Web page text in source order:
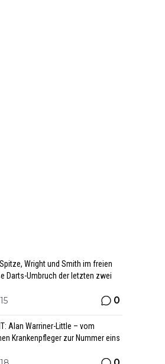
Wright und Smith im freien
Darts-Umbruch der letzten zwei
0
Alan Warriner-Little – vom
Krankenpfleger zur Nummer eins